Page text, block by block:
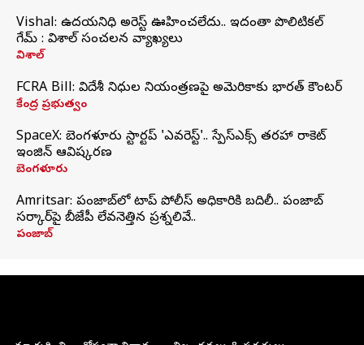
Vishal: ఉదయనిధి అరెస్ట్‌ ఊహించలేదు.. ఇదంతా పొలిటికల్
గేమ్ : విశాల్ సంచలన వ్యాఖ్యలు
విశాల్
FCRA Bill: విదేశీ నిధుల నియంత్రణపై అమెరికాకు భారత్‌ కౌంటర్
కేంద్ర ప్రభుత్వం
SpaceX: బెంగళూరు స్టార్టప్‌ 'ఎవరెస్ట్'.. స్పేస్‌ఎక్స్ తరహా రాకెట్‌
ఇంజిన్‌ ఆవిష్కరణ
బెంగళూరు
Amritsar: పంజాబ్‌లో టాప్ పోలీస్ అధికారికి బదిలీ.. పంజాబ్
సర్కార్‌పై బీజేపీ లేవనెత్తిన ప్రశ్నలివే..
పంజాబ్